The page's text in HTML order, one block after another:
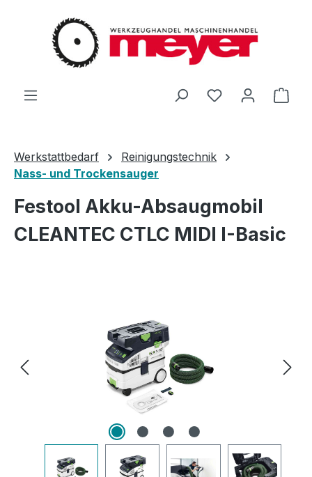
Zum Hauptinhalt springen
Du hast 0
Werkstattbedarf
Reinigungstechnik
Nass- und Trockensauger
Festool Akku-Absaugmobil
CLEANTEC CTLC MIDI I-Basic